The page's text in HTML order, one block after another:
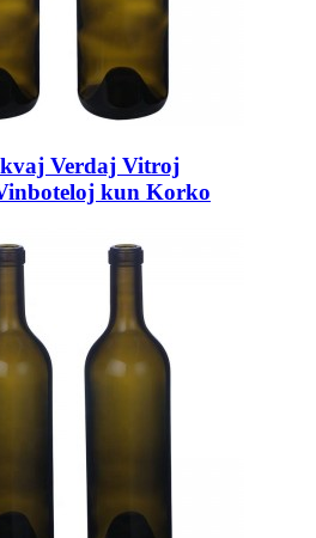
Verdaj Vitroj
kun Korko